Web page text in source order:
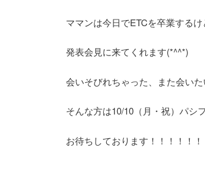
ママンは今日でETCを卒業するけ
発表会見に来てくれます(*^^*)
会いそびれちゃった、また会いた
そんな方は10/10（月・祝）パシ
お待ちしております！！！！！！